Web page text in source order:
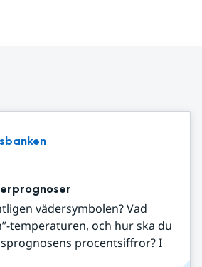
vädersymbolen? Vad
temperaturen, och hur ska du
procentsiffror? I